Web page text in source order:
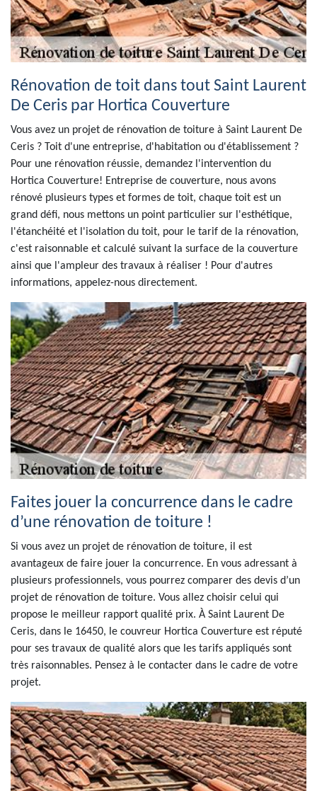
Rénovation de toit dans tout Saint Laurent
De Ceris par Hortica Couverture
Vous avez un projet de rénovation de toiture à Saint Laurent De
Ceris ? Toit d'une entreprise, d'habitation ou d'établissement ?
Pour une rénovation réussie, demandez l'intervention du
Hortica Couverture! Entreprise de couverture, nous avons
rénové plusieurs types et formes de toit, chaque toit est un
grand défi, nous mettons un point particulier sur l'esthétique,
l'étanchéité et l'isolation du toit, pour le tarif de la rénovation,
c'est raisonnable et calculé suivant la surface de la couverture
ainsi que l'ampleur des travaux à réaliser ! Pour d'autres
informations, appelez-nous directement.
Faites jouer la concurrence dans le cadre
d’une rénovation de toiture !
Si vous avez un projet de rénovation de toiture, il est
avantageux de faire jouer la concurrence. En vous adressant à
plusieurs professionnels, vous pourrez comparer des devis d’un
projet de rénovation de toiture. Vous allez choisir celui qui
propose le meilleur rapport qualité prix. À Saint Laurent De
Ceris, dans le 16450, le couvreur Hortica Couverture est réputé
pour ses travaux de qualité alors que les tarifs appliqués sont
très raisonnables. Pensez à le contacter dans le cadre de votre
projet.